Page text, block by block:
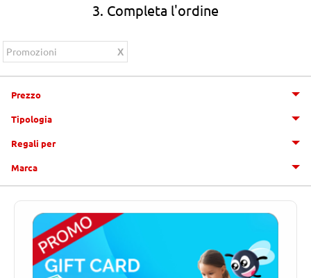
3. Completa l'ordine
Promozioni
Prezzo
Tipologia
Regali per
Marca